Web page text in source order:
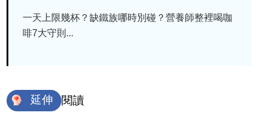
一天上限幾杯？缺鐵族哪時別碰？營養師整裡喝咖
啡7大守則...
延伸 閱讀